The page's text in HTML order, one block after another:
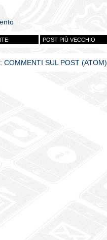
POST PIÙ VECCHIO
COMMENTI SUL POST (ATOM)